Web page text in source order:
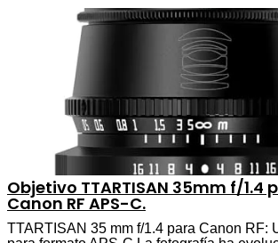
Objetivo TTARTISAN 35mm f/1.4
Canon RF APS-C.
TTARTISAN 35 mm f/1.4 para Canon RF: